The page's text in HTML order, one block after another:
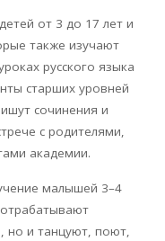
от 3 до 17 лет и
также изучают
русского языка
старших уровней
сочинения и
с родителями,
академии.
малышей 3–4
но и танцуют, поют,